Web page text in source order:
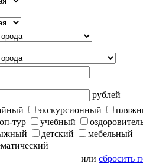
рублей
экскурсионный
тур
учебный
детский
мебельный
или сбросить